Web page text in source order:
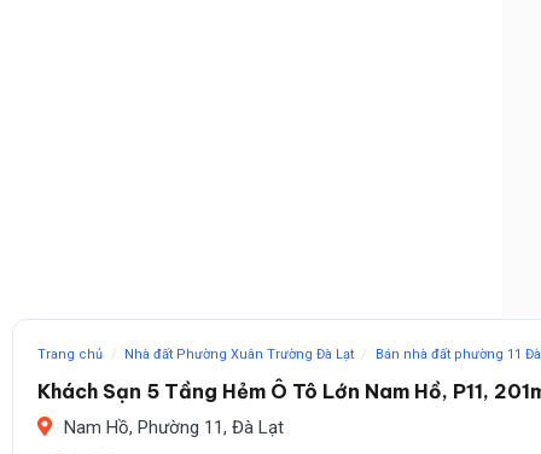
Trang chủ / Nhà đất Phường Xuân Trường Đà Lạt / Bán nhà đất phường 11
Khách Sạn 5 Tầng Hẻm Ô Tô Lớn Nam Hồ, P11,
Nam Hồ, Phường 11, Đà Lạt